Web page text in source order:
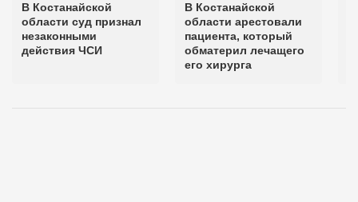
В Костанайской
области суд признал
незаконными
действия ЧСИ
В Костанайской
области арестовали
пациента, который
обматерил лечащего
его хирурга